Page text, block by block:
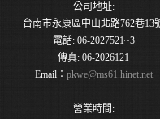
公司地址:
台南市永康區中山北路762巷13
電話: 06-2027521~3
傳真: 06-2026121
Email： pkwe@ms61.hinet.net
營業時間: